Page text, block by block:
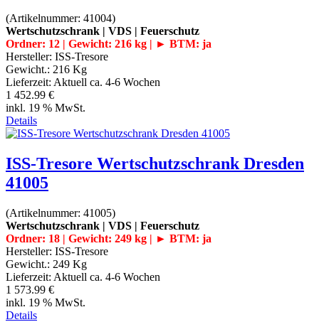
(Artikelnummer: 41004)
Wertschutzschrank | VDS | Feuerschutz
Ordner: 12 | Gewicht: 216 kg | ► BTM: ja
Hersteller: ISS-Tresore
Gewicht.: 216 Kg
Lieferzeit: Aktuell ca. 4-6 Wochen
1 452.99 €
inkl. 19 % MwSt.
Details
ISS-Tresore Wertschutzschrank Dresden
41005
(Artikelnummer: 41005)
Wertschutzschrank | VDS | Feuerschutz
Ordner: 18 | Gewicht: 249 kg | ► BTM: ja
Hersteller: ISS-Tresore
Gewicht.: 249 Kg
Lieferzeit: Aktuell ca. 4-6 Wochen
1 573.99 €
inkl. 19 % MwSt.
Details